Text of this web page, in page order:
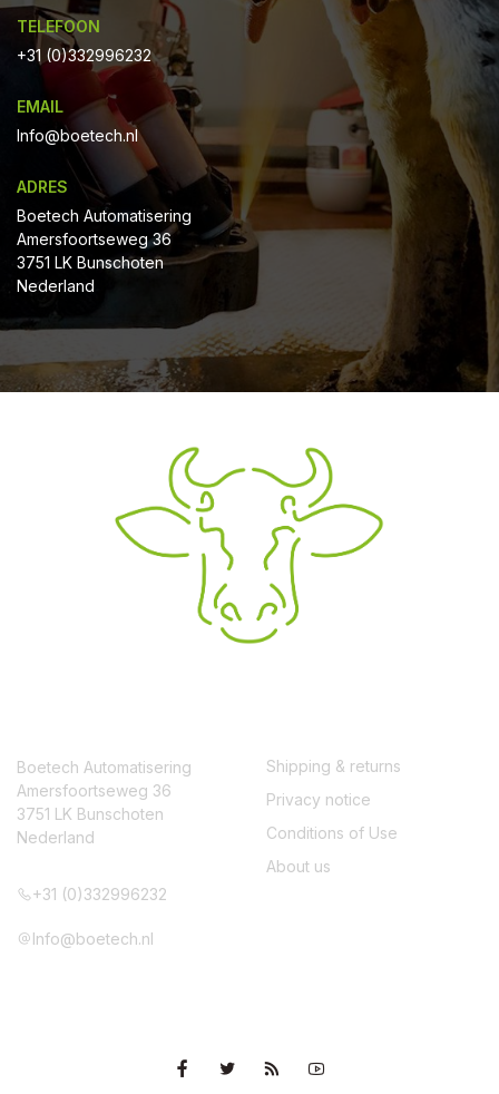
TELEFOON
+31 (0)332996232
EMAIL
Info@boetech.nl
ADRES
Boetech Automatisering
Amersfoortseweg 36
3751 LK Bunschoten
Nederland
Boetech Automatisering
Amersfoortseweg 36
3751 LK Bunschoten
Nederland
+31 (0)332996232
Info@boetech.nl
Shipping & returns
Privacy notice
Conditions of Use
About us